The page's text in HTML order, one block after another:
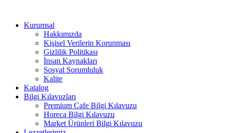
Kurumsal
Hakkımızda
Kişisel Verilerin Korunması
Gizlilik Politikası
İnsan Kaynakları
Sosyal Sorumluluk
Kalite
Katalog
Bilgi Kılavuzları
Premium Cafe Bilgi Kılavuzu
Horeca Bilgi Kılavuzu
Market Ürünleri Bilgi Kılavuzu